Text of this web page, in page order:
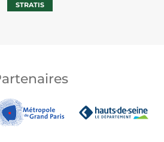
STRATIS